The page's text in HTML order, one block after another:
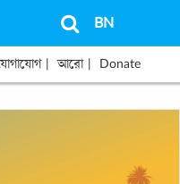
BN
আরো Donate